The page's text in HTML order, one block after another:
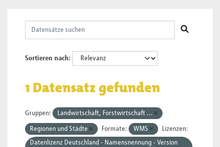
Sortieren nach
1 Datensatz gefunden
Gruppen: Landwirtschaft, Forstwirtschaft ...
Regionen und Städte Formate: WMS
Lizenzen:
Datenlizenz Deutschland - Namensnennung - Version